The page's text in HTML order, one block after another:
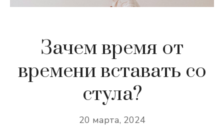
Зачем время от
времени вставать со
стула?
20 марта, 2024